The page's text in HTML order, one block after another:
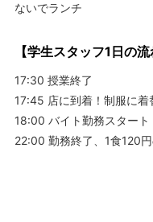
ないでランチ
【学生スタッフ1日の流
17:30 授業終了
17:45 店に到着！制服に着
18:00 バイト勤務スタート
22:00 勤務終了、1食120